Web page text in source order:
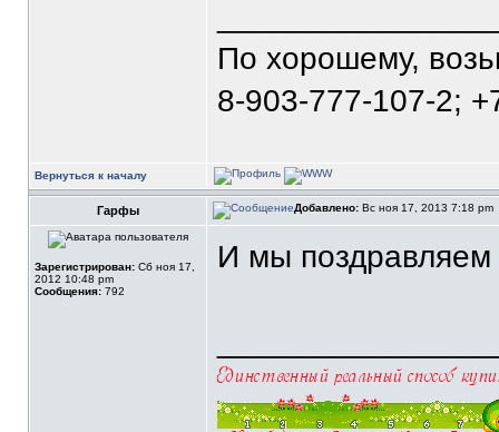
По хорошему,
8-903-777-107-2;
Вернуться к началу
Гарфы Добавлено: Вс ноя 17, 2013 7:18 pm
Зарегистрирован: Сб ноя 17,
2012 10:48 pm
Сообщения: 792
И мы